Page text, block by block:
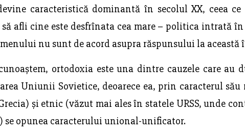
caracteristică dominantă în secolul XX, ceea
afli cine este desfrînata cea mare – politica intrată
nu sunt de acord asupra răspunsului la această
ortodoxia este una dintre cauzele care au
Uniunii Sovietice, deoarece ea, prin caracterul
și etnic (văzut mai ales în statele URSS, unde
se opunea caracterului unional-unificator.